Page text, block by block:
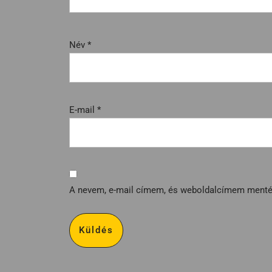
Név *
E-mail *
A nevem, e-mail címem, és weboldalcímem